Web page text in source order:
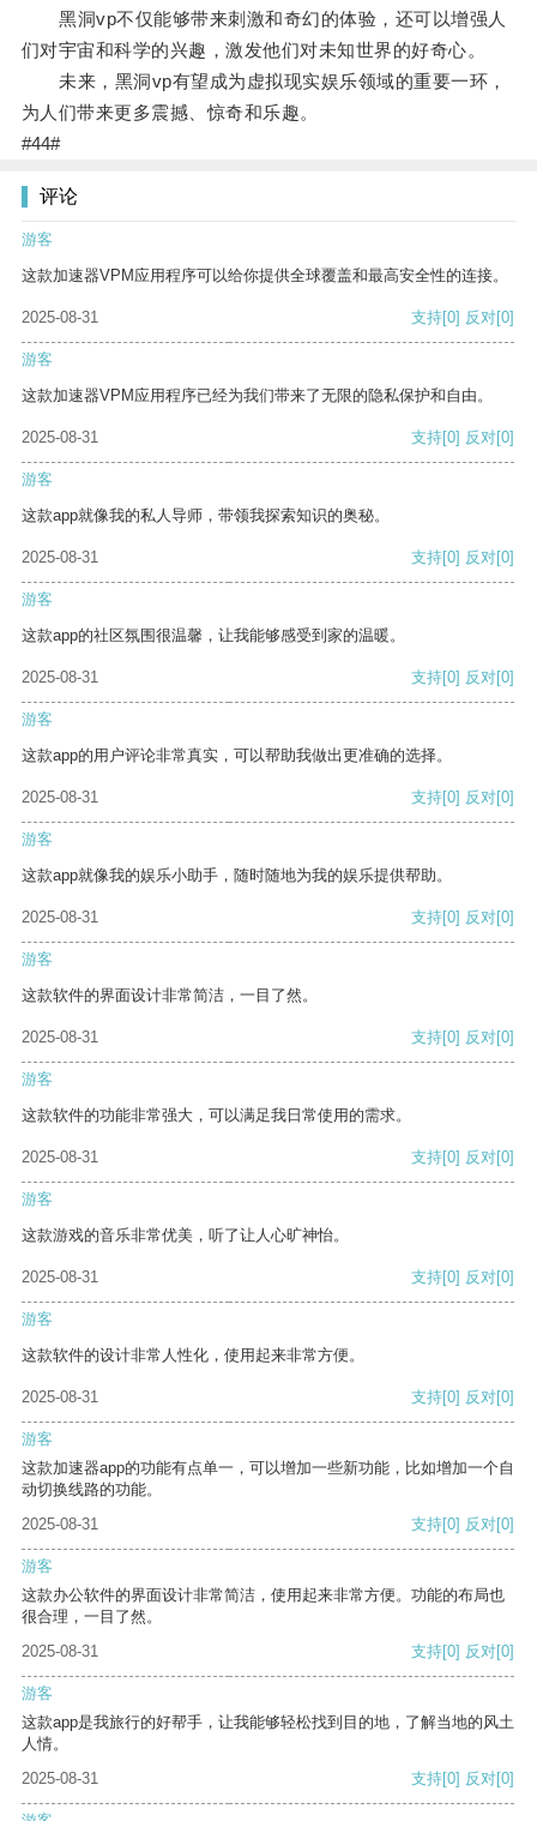
黑洞vp不仅能够带来刺激和奇幻的体验，还可以增强人
们对宇宙和科学的兴趣，激发他们对未知世界的好奇心。
未来，黑洞vp有望成为虚拟现实娱乐领域的重要一环，
为人们带来更多震撼、惊奇和乐趣。
#44#
评论
游客
这款加速器VPM应用程序可以给你提供全球覆盖和最高安全性的连接。
2025-08-31 支持[0] 反对[0]
游客
这款加速器VPM应用程序已经为我们带来了无限的隐私保护和自由。
2025-08-31 支持[0] 反对[0]
游客
这款app就像我的私人导师，带领我探索知识的奥秘。
2025-08-31 支持[0] 反对[0]
游客
这款app的社区氛围很温馨，让我能够感受到家的温暖。
2025-08-31 支持[0] 反对[0]
游客
这款app的用户评论非常真实，可以帮助我做出更准确的选择。
2025-08-31 支持[0] 反对[0]
游客
这款app就像我的娱乐小助手，随时随地为我的娱乐提供帮助。
2025-08-31 支持[0] 反对[0]
游客
这款软件的界面设计非常简洁，一目了然。
2025-08-31 支持[0] 反对[0]
游客
这款软件的功能非常强大，可以满足我日常使用的需求。
2025-08-31 支持[0] 反对[0]
游客
这款游戏的音乐非常优美，听了让人心旷神怡。
2025-08-31 支持[0] 反对[0]
游客
这款软件的设计非常人性化，使用起来非常方便。
2025-08-31 支持[0] 反对[0]
游客
这款加速器app的功能有点单一，可以增加一些新功能，比如增加一个自
动切换线路的功能。
2025-08-31
支持[0] 反对[0]
游客
这款办公软件的界面设计非常简洁，使用起来非常方便。功能的布局也
很合理，一目了然。
2025-08-31
支持[0] 反对[0]
游客
这款app是我旅行的好帮手，让我能够轻松找到目的地，了解当地的风土
人情。
2025-08-31
支持[0] 反对[0]